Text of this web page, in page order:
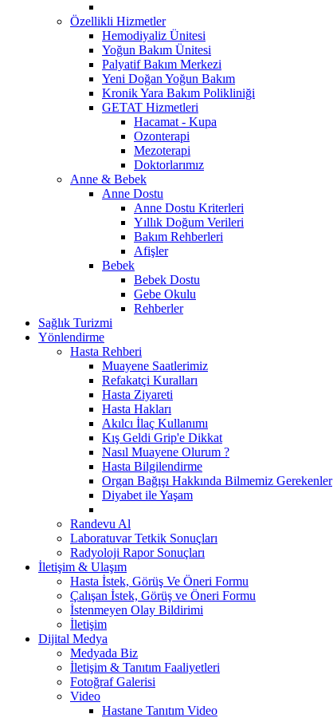
Özellikli Hizmetler
Hemodiyaliz Ünitesi
Yoğun Bakım Ünitesi
Palyatif Bakım Merkezi
Yeni Doğan Yoğun Bakım
Kronik Yara Bakım Polikliniği
GETAT Hizmetleri
Hacamat - Kupa
Ozonterapi
Mezoterapi
Doktorlarımız
Anne & Bebek
Anne Dostu
Anne Dostu Kriterleri
Yıllık Doğum Verileri
Bakım Rehberleri
Afişler
Bebek
Bebek Dostu
Gebe Okulu
Rehberler
Sağlık Turizmi
Yönlendirme
Hasta Rehberi
Muayene Saatlerimiz
Refakatçi Kuralları
Hasta Ziyareti
Hasta Hakları
Akılcı İlaç Kullanımı
Kış Geldi Grip'e Dikkat
Nasıl Muayene Olurum ?
Hasta Bilgilendirme
Organ Bağışı Hakkında Bilmemiz Gerekenler
Diyabet ile Yaşam
Randevu Al
Laboratuvar Tetkik Sonuçları
Radyoloji Rapor Sonuçları
İletişim & Ulaşım
Hasta İstek, Görüş Ve Öneri Formu
Çalışan İstek, Görüş ve Öneri Formu
İstenmeyen Olay Bildirimi
İletişim
Dijital Medya
Medyada Biz
İletişim & Tanıtım Faaliyetleri
Fotoğraf Galerisi
Video
Hastane Tanıtım Video